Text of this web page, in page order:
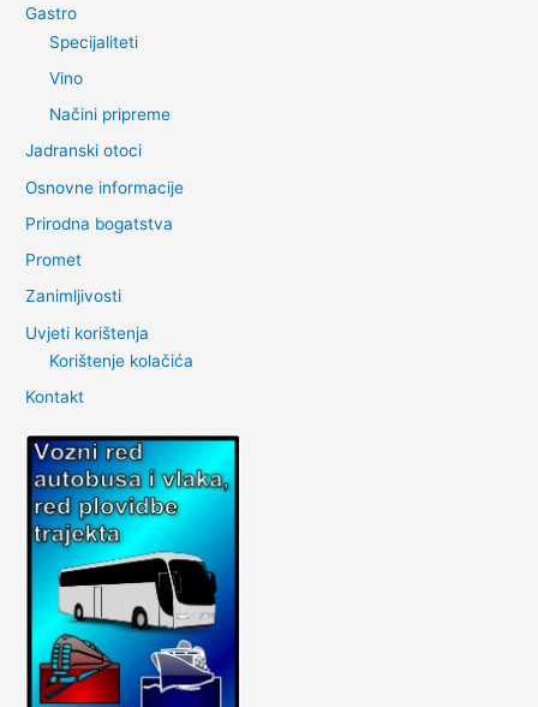
Gastro
Specijaliteti
Vino
Načini pripreme
Jadranski otoci
Osnovne informacije
Prirodna bogatstva
Promet
Zanimljivosti
Uvjeti korištenja
Korištenje kolačića
Kontakt